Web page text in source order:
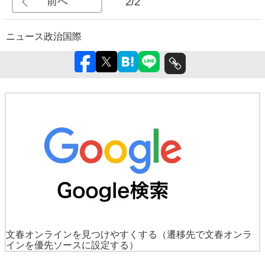
ニュース政治国際
文春オンラインを見つけやすくする
（遷移先で文春オンラ
インを優先ソースに設定する）